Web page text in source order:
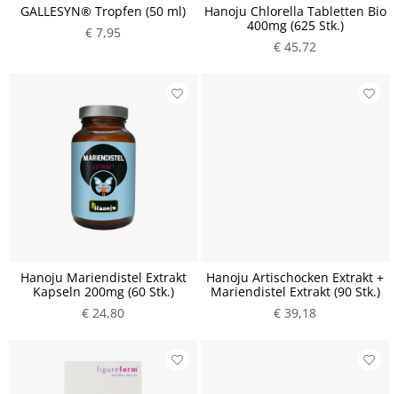
GALLESYN® Tropfen (50 ml)
€ 7,95
Hanoju Chlorella Tabletten Bio
400mg (625 Stk.)
€ 45,72
Hanoju Mariendistel Extrakt
Kapseln 200mg (60 Stk.)
€ 24,80
Hanoju Artischocken Extrakt +
Mariendistel Extrakt (90 Stk.)
€ 39,18